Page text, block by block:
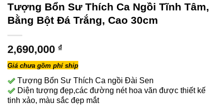
Tượng Bổn Sư Thích Ca Ngồi Tĩnh Tâm,
Bằng Bột Đá Trắng, Cao 30cm
2,690,000 ₫
Giá chưa gồm phí ship
Tượng Bổn Sư Thích Ca ngồi Đài Sen
Diện tượng đẹp,các đường nét hoa văn được thiết kế
tinh xảo, màu sắc đẹp mắt